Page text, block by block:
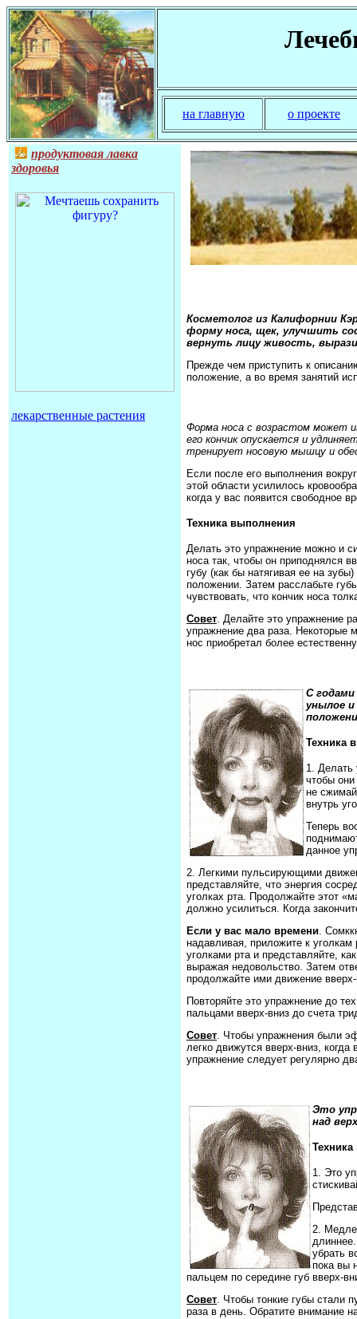
на главную о проекте
продуктовая лавка
здоровья
лекарственные растения
Косметолог из Калифорнии
форму носа, щек, улучшить
вернуть лицу живость,
Прежде чем приступить к
положение, а во время занятий
Форма носа с возрастом может
его кончик опускается и
тренирует носовую мышцу и
Если после его выполнения
этой области усилилось
когда у вас появится свободное
Техника выполнения
Делать это упражнение можно и
носа так, чтобы он приподнялся
губу (как бы натягивая ее на
положении. Затем расслабьте
чувствовать, что кончик носа
Совет. Делайте это упражнение
упражнение два раза. Некоторые
нос приобретал более
С
унылое
Техника
1. Делать
чтобы
не
внутрь
Теперь
данное
2. Легкими пульсирующими
представляйте, что энергия
уголках рта. Продолжайте этот
должно усилиться. Когда
Если у вас мало времени.
надавливая, приложите к
уголками рта и представляйте,
выражая недовольство. Затем
продолжайте ими движение
Повторяйте это упражнение до
пальцами вверх-вниз до счета
Совет. Чтобы упражнения были
легко движутся вверх-вниз,
упражнение следует регулярно
Это
над
1. Это
2.
убрать
пока вы
пальцем по середине губ вверх-
Совет. Чтобы тонкие губы стали
раза в день. Обратите внимание